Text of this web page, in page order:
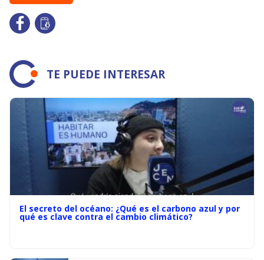
TE PUEDE INTERESAR
El secreto del océano: ¿Qué es el carbono azul y por
qué es clave contra el cambio climático?